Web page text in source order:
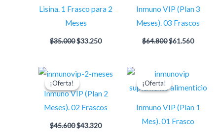
Lisina. 1 Frasco para 2
Meses
$35.000$33.250
Inmuno VIP (Plan 3
Meses). 03 Frascos
$64.800$61.560
¡Oferta!
¡Oferta!
Inmuno VIP (Plan 2
Meses). 02 Frascos
$45.600
El
precio
original
era:
$45.600.
$43.320
precio
es:
$43.320.
¡Oferta!
¡Oferta!
Inmuno VIP (Plan 1
Mes). 01 Frasco
precio
original
$24.000.
actual
$22.800.